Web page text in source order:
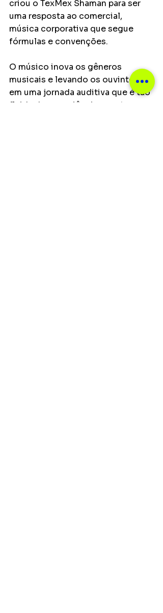
criou o TexMex Shaman para ser
uma resposta ao comercial,
música corporativa que segue
fórmulas e convenções.
O músico inova os gêneros
musicais e levando os ouvintes
em uma jornada auditiva que é tão
fluida de consciência q
uanto